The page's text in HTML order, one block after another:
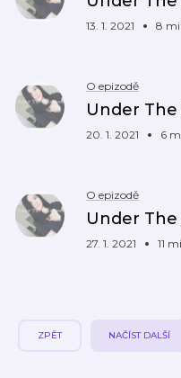
13. 1. 2021 8
O epizodě
Under The
20. 1. 2021 6
O epizodě
Under The
27. 1. 2021 11
ZPĚT NAČÍST DALŠÍ